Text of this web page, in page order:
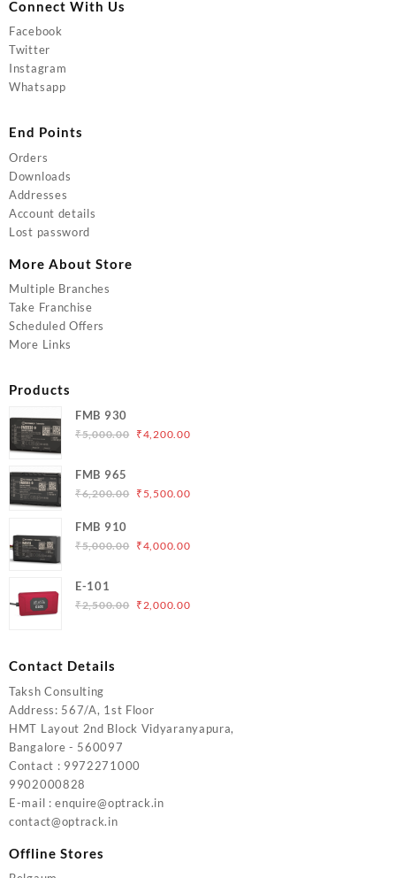
Connect With Us
Facebook
Twitter
Instagram
Whatsapp
End Points
Orders
Downloads
Addresses
Account details
Lost password
More About Store
Multiple Branches
Take Franchise
Scheduled Offers
More Links
Products
FMB 930
₹5,000.00 Original
₹5,000.00.
₹4,200.00Current
FMB 965
₹6,200.00 Original
₹6,200.00.
₹ 5,500.00Current
₹5,500.00.
FMB 910
₹5,000.00 Original
₹5,000.00.
₹4,000.00Current
E-101
₹2,500.00 Original
₹2,000.00Current
Contact Details
Taksh Consulting
Address: 567/A, 1st Floor
HMT Layout 2nd Block Vidyaranyapura,
Bangalore - 560097
Contact : 9972271000
9902000828
E-mail : enquire@optrack.in
contact@optrack.in
Offline Stores